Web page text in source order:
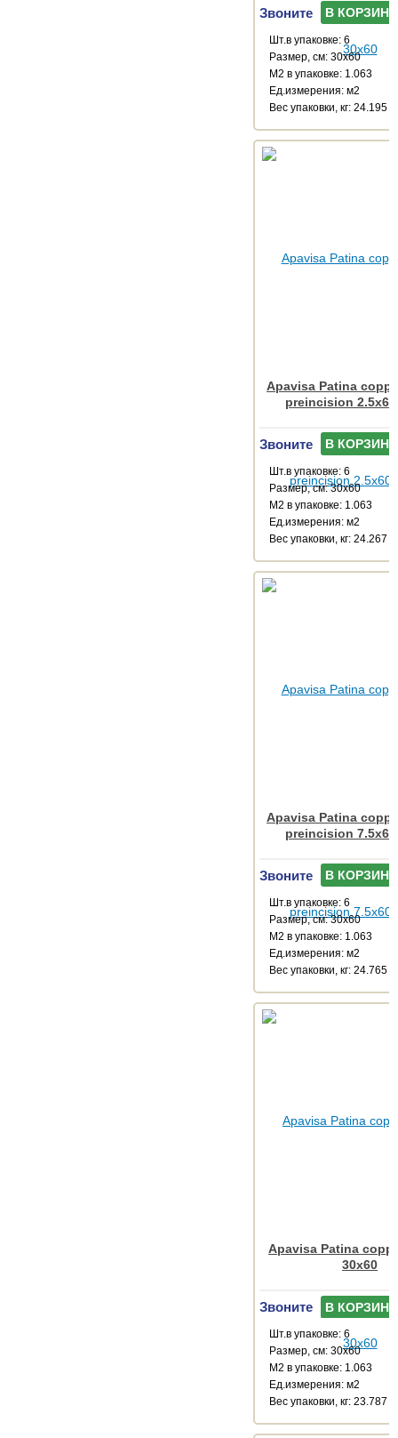
Звоните В КОРЗИНУ
Шт.в упаковке: 6
Размер, см: 30x60
М2 в упаковке: 1.063
Ед.измерения: м2
Веc упаковки, кг: 24.195
Apavisa Patina
preincision 2.5x60
Звоните В КОРЗИНУ
Шт.в упаковке: 6
Размер, см: 30x60
М2 в упаковке: 1.063
Ед.измерения: м2
Веc упаковки, кг: 24.267
Apavisa Patina
preincision 7.5x60
Звоните В КОРЗИНУ
Шт.в упаковке: 6
Размер, см: 30x60
М2 в упаковке: 1.063
Ед.измерения: м2
Веc упаковки, кг: 24.765
Apavisa Patina
30x60
Звоните В КОРЗИНУ
Шт.в упаковке: 6
Размер, см: 30x60
М2 в упаковке: 1.063
Ед.измерения: м2
Веc упаковки, кг: 23.787